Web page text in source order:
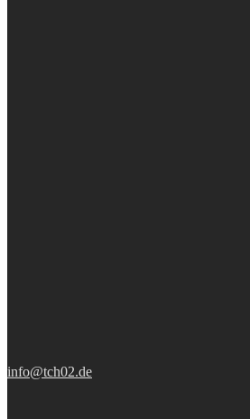
info@tch02.de